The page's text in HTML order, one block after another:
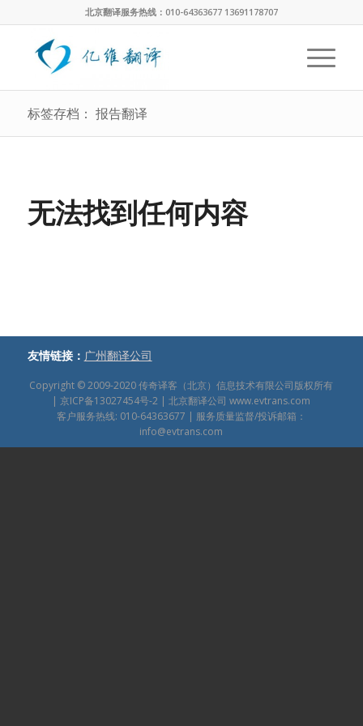
北京翻译服务热线：010-64363677 13691178707
标签存档： 报告翻译
无法找到任何内容
友情链接： 广州翻译公司
Copyright © 2009-2020传奇译客（北京）信息技术有限公司版权所有
|京ICP备13027454号-2 | 北京翻译公司www.evtrans.com
客户服务热线: 010-64363677 | 服务质量监督/投诉邮箱：
info@evtrans.com